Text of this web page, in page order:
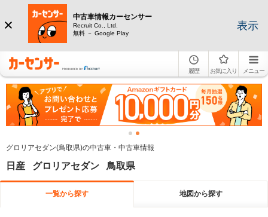
中古車情報カーセンサー
Recruit Co., Ltd.
無料 － Google Play
表示
履歴 お気に入り メニュー
グロリアセダン(鳥取県)の中古車・中古車情報
日産 グロリアセダン 鳥取県
一覧から探す 地図から探す